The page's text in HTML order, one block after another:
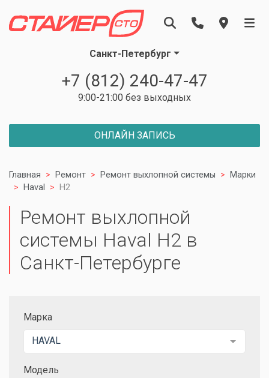
Санкт-Петербург
+7 (812) 240-47-47
9:00-21:00 без выходных
ОНЛАЙН ЗАПИСЬ
Главная Ремонт Ремонт выхлопной системы
Марки
Haval
H2
Ремонт выхлопной
системы Haval H2 в
Санкт-Петербурге
Марка
HAVAL
Модель